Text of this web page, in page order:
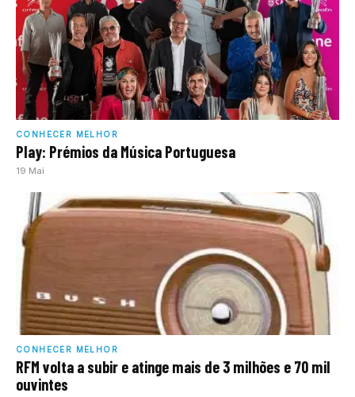
CONHECER MELHOR
Play: Prémios da Música Portuguesa
19 Mai
CONHECER MELHOR
RFM volta a subir e atinge mais de 3 milhões e 70 mil
ouvintes